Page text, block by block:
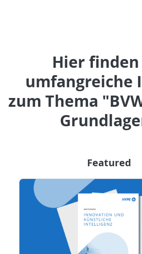
Hier finden
umfangreiche
zum Thema
Featured